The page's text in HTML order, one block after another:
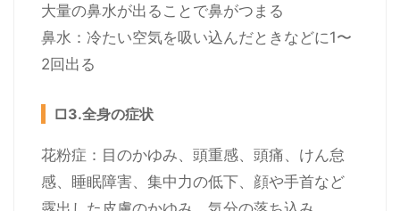
大量の鼻水が出ることで鼻がつまる
鼻水：冷たい空気を吸い込んだときなどに1〜
2回出る
□3.全身の症状
花粉症：目のかゆみ、頭重感、頭痛、けん怠
感、睡眠障害、集中力の低下、顔や手首など